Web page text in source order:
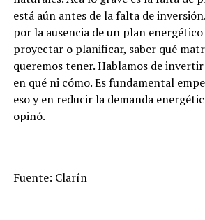
está aún antes de la falta de
por la ausencia de un plan
proyectar o planificar, saber qué
queremos tener. Hablamos de
en qué ni cómo. Es fundamental
eso y en reducir la demanda
opinó.
Fuente: Clarín